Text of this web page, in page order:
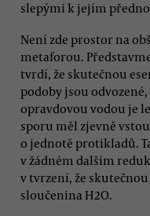
slepými k jejím
Není zde prostor na
metaforou.
tvrdí, že skutečnou
podoby jsou
opravdovou vodou je
sporu měl zjevně
o jednotě protikladů.
v žádném dalším
v tvrzení, že
sloučenina H2O.